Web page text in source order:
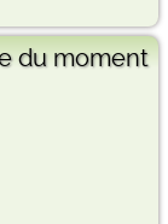
du moment